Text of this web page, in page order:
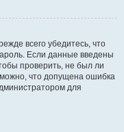
всего убедитесь, что
Если данные введены
проверить, не был ли
что допущена ошибка
для